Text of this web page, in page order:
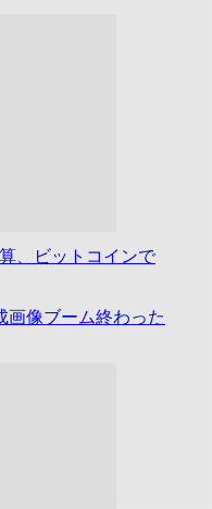
、ビットコインで
画像ブーム終わった